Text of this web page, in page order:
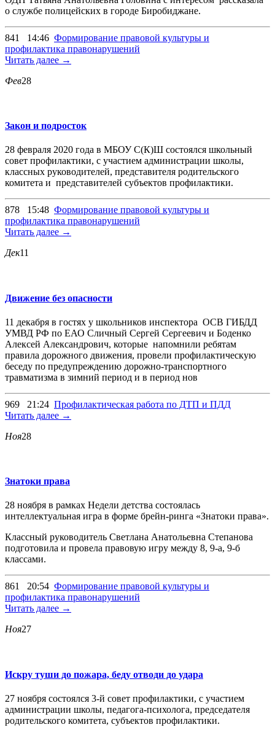
о службе полицейских в городе Биробиджане.
841 14:46 Формирование правовой культуры и
профилактика правонарушений
Читать далее →
Фев28
Закон и подросток
28 февраля 2020 года в МБОУ С(К)Ш состоялся школьный
совет профилактики, с участием администрации школы,
классных руководителей, представителя родительского
комитета и представителей субъектов профилактики.
878 15:48 Формирование правовой культуры и
профилактика правонарушений
Читать далее →
Дек11
Движение без опасности
11 декабря в гостях у школьников инспектора ОСВ ГИБДД
УМВД РФ по ЕАО Сличный Сергей Сергеевич и Боденко
Алексей Александрович, которые напомнили ребятам
правила дорожного движения, провели профилактическую
беседу по предупреждению дорожно-транспортного
травматизма в зимний период и в период нов
969 21:24 Профилактическая работа по ДТП и ПДД
Читать далее →
Ноя28
Знатоки права
28 ноября в рамках Недели детства состоялась
интеллектуальная игра в форме брейн-ринга «Знатоки права».
Классный руководитель Светлана Анатольевна Степанова
подготовила и провела правовую игру между 8, 9-а, 9-б
классами.
861 20:54 Формирование правовой культуры и
профилактика правонарушений
Читать далее →
Ноя27
Искру туши до пожара, беду отводи до удара
27 ноября состоялся 3-й совет профилактики, с участием
администрации школы, педагога-психолога, председателя
родительского комитета, субъектов профилактики.